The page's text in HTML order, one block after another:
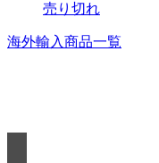
売り切れ
海外輸入商品一覧